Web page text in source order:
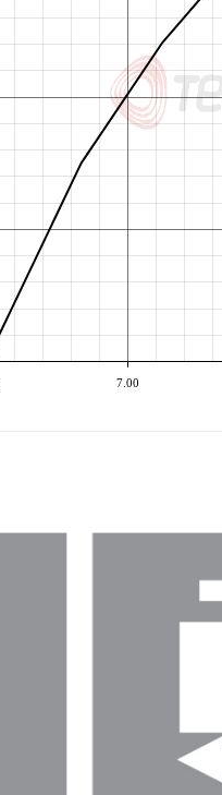
7.00